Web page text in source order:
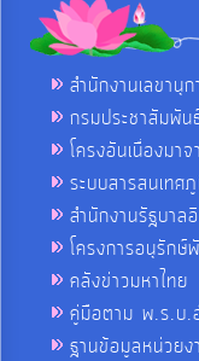
สำนักงานเลขานุ
กรมประชาสัมพัน
โครงอันเนื่องมา
ระบบสารสนเทศ
สำนักงานรัฐบา
โครงการอนุรักษ์
คลังข่าวมหาไทย
คู่มือตาม พ.ร.บ.
ฐานข้อมูลหน่วย